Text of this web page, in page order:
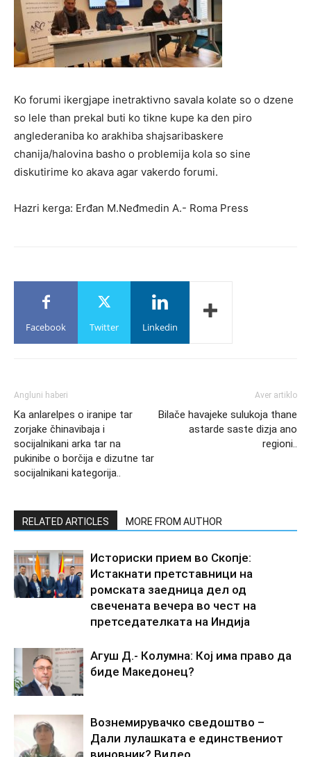
Ko forumi ikergjape inetraktivno savala kolate so o dzene
so lele than prekal buti ko tikne kupe ka den piro
anglederaniba ko arakhiba shajsaribaskere
chanija/halovina basho o problemija kola so sine
diskutirime ko akava agar vakerdo forumi.
Hazri kerga: Erđan M.Neđmedin A.- Roma Press
Facebook Twitter Linkedin
Angluni haberi
Ka anlarelpes o iranipe tar
zorjake čhinavibaja i
socijalnikani arka tar na
pukinibe o borčija e dizutne tar
socijalnikani kategorija..
Aver artiklo
Bilače havajeke sulukoja thane
astarde saste dizja ano
regioni..
RELATED ARTICLES MORE FROM AUTHOR
Историски прием во Скопје:
Истакнати претставници на
ромската заедница дел од
свечената вечера во чест на
претседателката на Индија
Агуш Д.- Колумна: Кој има право да
биде Македонец?
Вознемирувачко сведоштво –
Дали лулашката е единствениот
виновник? Видео..